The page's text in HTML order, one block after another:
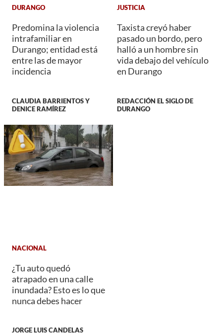
DURANGO
Predomina la violencia
intrafamiliar en
Durango; entidad está
entre las de mayor
incidencia
CLAUDIA BARRIENTOS Y
DENICE RAMÍREZ
JUSTICIA
Taxista creyó haber
pasado un bordo, pero
halló a un hombre sin
vida debajo del vehículo
en Durango
REDACCIÓN EL SIGLO DE
DURANGO
NACIONAL
¿Tu auto quedó
atrapado en una calle
inundada? Esto es lo que
nunca debes hacer
JORGE LUIS CANDELAS